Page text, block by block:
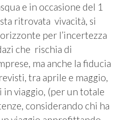
e in occasione del 1
ritrovata vivacità, si
per l’incertezza
che rischia di
ma anche la fiducia
tra aprile e maggio,
viaggio, (per un totale
considerando chi ha